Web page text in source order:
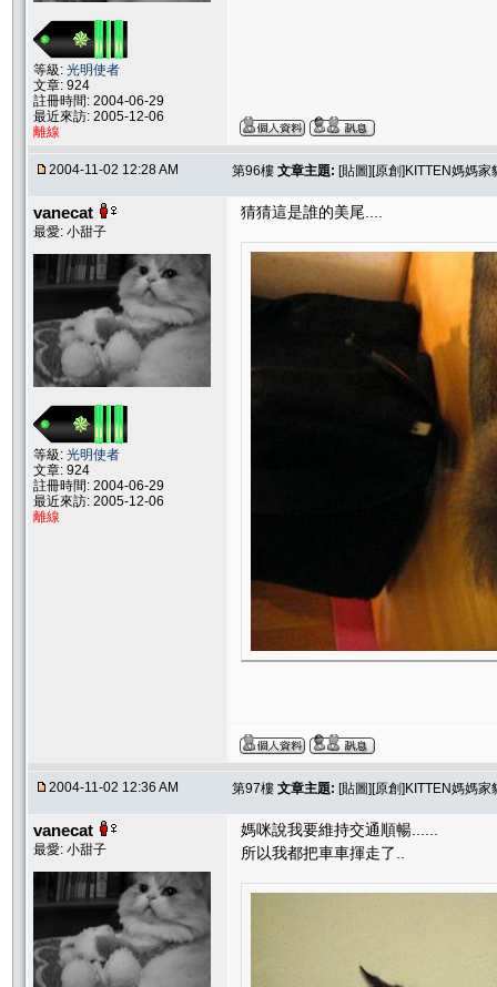
等級: 光明使者
文章: 924
註冊時間: 2004-06-29
最近來訪: 2005-12-06
離線
2004-11-02 12:28 AM 第96樓 文章主題: [貼圖][原創]KITTEN媽媽
vanecat
最愛: 小甜子
等級: 光明使者
文章: 924
註冊時間: 2004-06-29
最近來訪: 2005-12-06
離線
猜猜這是誰的美尾....
2004-11-02 12:36 AM 第97樓 文章主題: [貼圖][原創]KITTEN媽媽
vanecat
最愛: 小甜子
媽咪說我要維持交通順暢......
所以我都把車車揮走了..